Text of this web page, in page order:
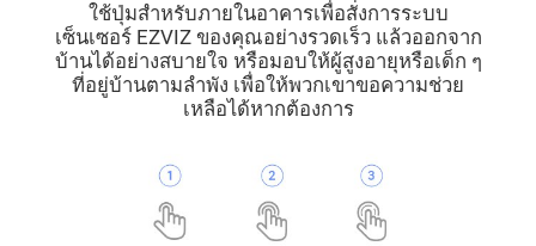
ใช้ปุ่มสำหรับภายในอาคารเพื่อสั่งการระบบ
เซ็นเซอร์ EZVIZ ของคุณอย่างรวดเร็ว แล้วออกจาก
บ้านได้อย่างสบายใจ หรือมอบให้ผู้สูงอายุหรือเด็ก ๆ
ที่อยู่บ้านตามลำพัง เพื่อให้พวกเขาขอความช่วย
เหลือได้หากต้องการ